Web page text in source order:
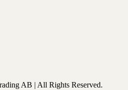
AB | All Rights Reserved.